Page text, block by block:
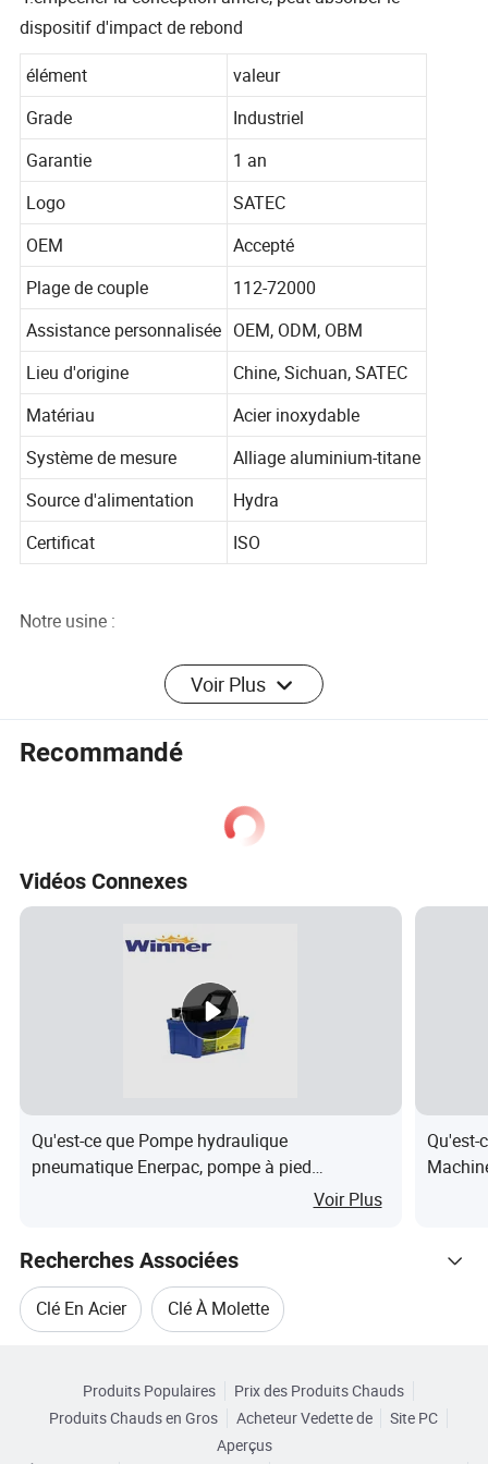
dispositif d'impact de rebond
élément
valeur
Grade
Industriel
Garantie
1 an
Logo
SATEC
OEM
Accepté
Plage de couple
112-72000
Assistance personnalisée OEM, ODM, OBM
Lieu d'origine
Chine, Sichuan, SATEC
Matériau
Acier inoxydable
Système de mesure
Alliage aluminium-titane
Source d'alimentation
Hydra
Certificat
ISO
Notre usine :
Description de la société :
et le développement de produits complets haut de gamme
technologies de pointe internationales et nationales dans
l'industrie pétrolière et pétrochimique. L'entreprise dispose
nombreux ingénieurs professionnels. Fort de ses
nombreuses années d'expérience en matière de service sur
site et d'une formation professionnelle régulière à domicile
et à l'étranger, SATEC International Group propose des
services d'assistance technique correspondant aux
Voir Plus
Recommandé
Vidéos Connexes
Qu'est-ce que Pompe hydraulique
pneumatique Enerpac, pompe à pied
Voir Plus
Qu'est-
Recherches Associées
Clé En Acier Clé À Molette
Clé Hydraulique Clé Pneumatique
Produits Populaires
Prix des Produits Chauds
Produits Chauds en Gros
Acheteur Vedette de
Site PC
Aperçus